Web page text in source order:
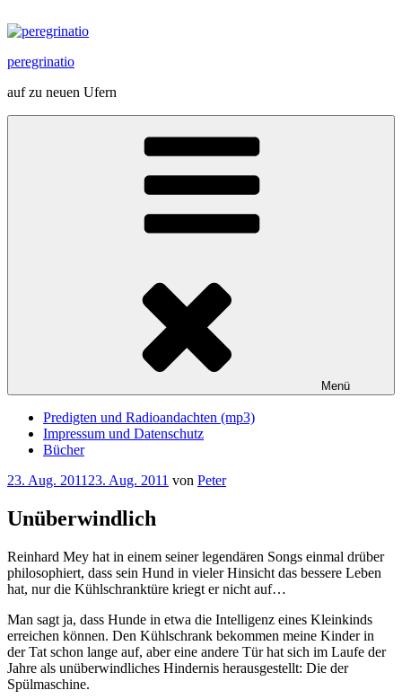
Inhalt
peregrinatio
auf zu neuen Ufern
Menü
Predigten und Radioandachten (mp3)
Impressum und Datenschutz
Bücher
Veröffentlicht
23. Aug. 2011 23. Aug. 2011 von Peter
Unüberwindlich
Reinhard Mey hat in einem seiner legendären Songs einmal drüber
philosophiert, dass sein Hund in vieler Hinsicht das bessere Leben
hat, nur die Kühlschranktüre kriegt er nicht auf…
Man sagt ja, dass Hunde in etwa die Intelligenz eines Kleinkinds
erreichen können. Den Kühlschrank bekommen meine Kinder in
der Tat schon lange auf, aber eine andere Tür hat sich im Laufe der
Jahre als unüberwindliches Hindernis herausgestellt: Die der
Spülmaschine.